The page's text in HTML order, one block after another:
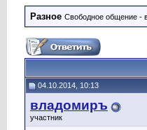
Разное Свободное общение -
04.10.2014, 10:13
владомиръ
участник